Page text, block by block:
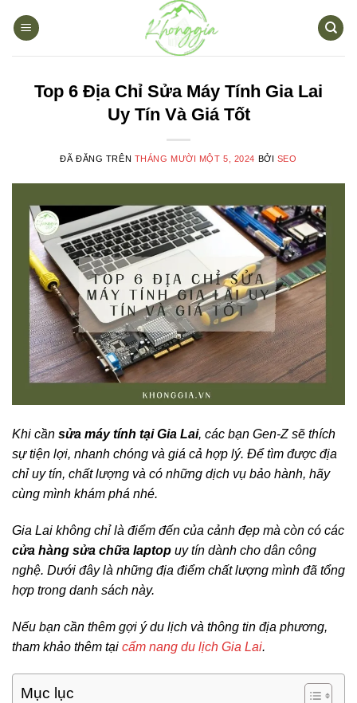
đến
Top 6 Địa Chỉ Sửa Máy Tính Gia Lai
Uy Tín Và Giá Tốt
ĐÃ ĐĂNG TRÊN THÁNG MƯỜI MỘT 5, 2024 BỞI SEO
Khi cần sửa máy tính tại Gia Lai, các bạn Gen-Z sẽ thích
sự tiện lợi, nhanh chóng và giá cả hợp lý. Để tìm được địa
chỉ uy tín, chất lượng và có những dịch vụ bảo hành, hãy
cùng mình khám phá nhé.
Gia Lai không chỉ là điểm đến của cảnh đẹp mà còn có các
cửa hàng sửa chữa laptop uy tín dành cho dân công
nghệ. Dưới đây là những địa điểm chất lượng mình đã tổng
hợp trong danh sách này.
Nếu bạn cần thêm gợi ý du lịch và thông tin địa phương,
tham khảo thêm tại cẩm nang du lịch Gia Lai.
Mục lục